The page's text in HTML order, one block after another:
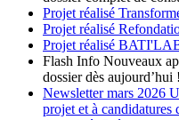
Projet réalisé
Projet réalisé
Projet réalisé
Flash Info Nouveaux
dossier dès aujourd’hui !
Newsletter mars 2026
projet et à